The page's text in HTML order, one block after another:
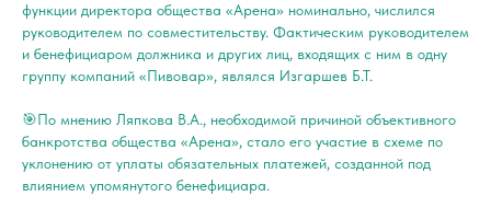
функции директора общества «Арена» номинально, числился
руководителем по совместительству. Фактическим руководителем
и бенефициаром должника и других лиц, входящих с ним в одну
группу компаний «Пивовар», являлся Изгаршев Б.Т.
🎯По мнению Ляпкова В.А., необходимой причиной объективного
банкротства общества «Арена», стало его участие в схеме по
уклонению от уплаты обязательных платежей, созданной под
влиянием упомянутого бенефициара.